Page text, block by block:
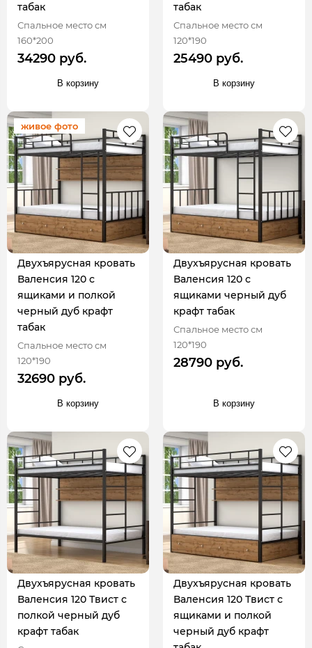
табак
Спальное место см
160*200
34290 руб.
В корзину
табак
Спальное место см
120*190
25490 руб.
В корзину
живое фото
Двухъярусная кровать
Валенсия 120 с
ящиками и полкой
черный дуб крафт
табак
Спальное место см
120*190
32690 руб.
В корзину
Двухъярусная кровать
Валенсия 120 с
ящиками черный дуб
крафт табак
Спальное место см
120*190
28790 руб.
В корзину
Двухъярусная кровать
Валенсия 120 Твист с
полкой черный дуб
крафт табак
Двухъярусная кровать
Валенсия 120 Твист с
ящиками и полкой
черный дуб крафт